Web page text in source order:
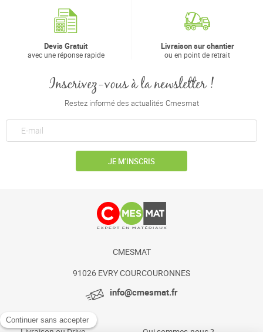
Devis Gratuit
avec une réponse rapide
Livraison sur chantier
ou en point de retrait
Inscrivez-vous à la newsletter !
Restez informé des actualités Cmesmat
JE M’INSCRIS
CMESMAT
91026 EVRY COURCOURONNES
info@cmesmat.fr